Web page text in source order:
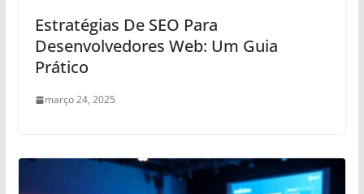
Estratégias De SEO Para
Desenvolvedores Web: Um Guia
Prático
março 24, 2025